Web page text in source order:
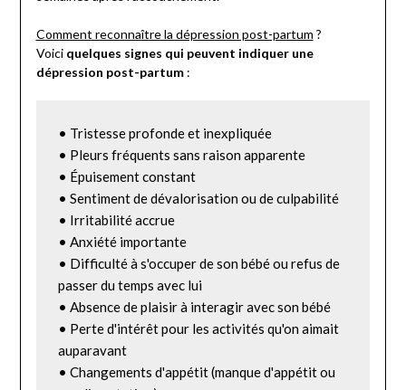
Comment reconnaître la dépression post-partum ?
Voiciquelques signes qui peuvent indiquer une
dépression post-partum:
• Tristesse profonde et inexpliquée
• Pleurs fréquents sans raison apparente
• Épuisement constant
• Sentiment de dévalorisation ou de culpabilité
• Irritabilité accrue
• Anxiété importante
• Difficulté à s'occuper de son bébé ou refus de
passer du temps avec lui
• Absence de plaisir à interagir avec son bébé
• Perte d'intérêt pour les activités qu'on aimait
auparavant
• Changements d'appétit (manque d'appétit ou